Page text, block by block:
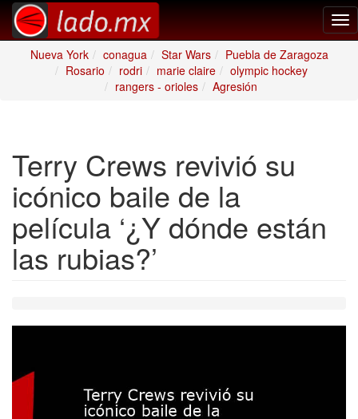
Nueva York
conagua Star Wars
Puebla de Zaragoza
Rosario
rodri marie claire
olympic hockey
rangers - orioles
Agresión
Terry Crews revivió su
icónico baile de la
película ‘¿Y dónde están
las rubias?’